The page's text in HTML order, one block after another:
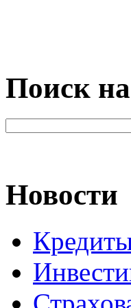
Поиск
Новости